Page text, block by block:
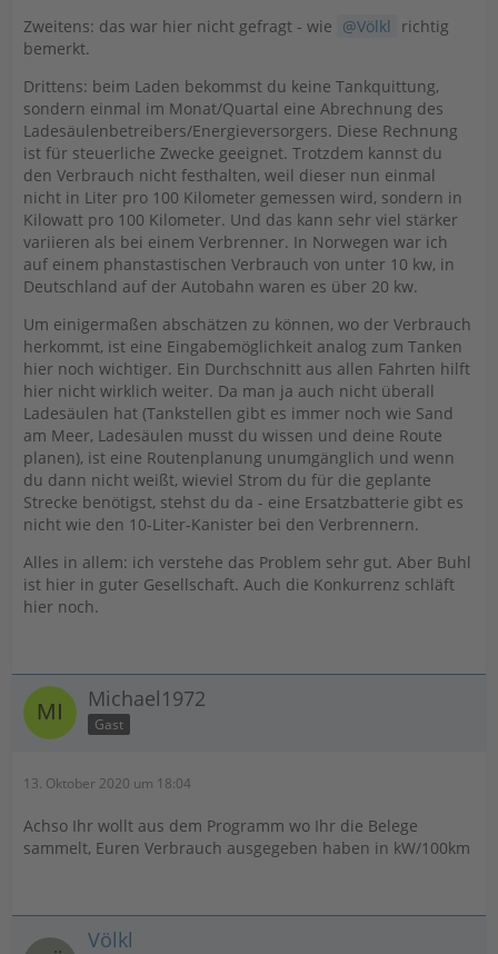
Zweitens: das war hier nicht gefragt - wie
Völkl
richtig
bemerkt.
Drittens: beim Laden bekommst du keine Tankquittung,
sondern einmal im Monat/Quartal eine Abrechnung des
Ladesäulenbetreibers/Energieversorgers. Diese Rechnung
ist für steuerliche Zwecke geeignet. Trotzdem kannst du
den Verbrauch nicht festhalten, weil dieser nun einmal
nicht in Liter pro 100 Kilometer gemessen wird, sondern in
Kilowatt pro 100 Kilometer. Und das kann sehr viel stärker
variieren als bei einem Verbrenner. In Norwegen war ich
auf einem phanstastischen Verbrauch von unter 10 kw, in
Deutschland auf der Autobahn waren es über 20 kw.
Um einigermaßen abschätzen zu können, wo der Verbrauch
herkommt, ist eine Eingabemöglichkeit analog zum Tanken
hier noch wichtiger. Ein Durchschnitt aus allen Fahrten hilft
hier nicht wirklich weiter. Da man ja auch nicht überall
Ladesäulen hat (Tankstellen gibt es immer noch wie Sand
am Meer, Ladesäulen musst du wissen und deine Route
planen), ist eine Routenplanung unumgänglich und wenn
du dann nicht weißt, wieviel Strom du für die geplante
Strecke benötigst, stehst du da - eine Ersatzbatterie gibt es
nicht wie den 10-Liter-Kanister bei den Verbrennern.
Alles in allem: ich verstehe das Problem sehr gut. Aber Buhl
ist hier in guter Gesellschaft. Auch die Konkurrenz schläft
hier noch.
Michael1972
Gast
13. Oktober 2020 um 18:04
Achso Ihr wollt aus dem Programm wo Ihr die Belege
sammelt, Euren Verbrauch ausgegeben haben in kW/100km
Völkl